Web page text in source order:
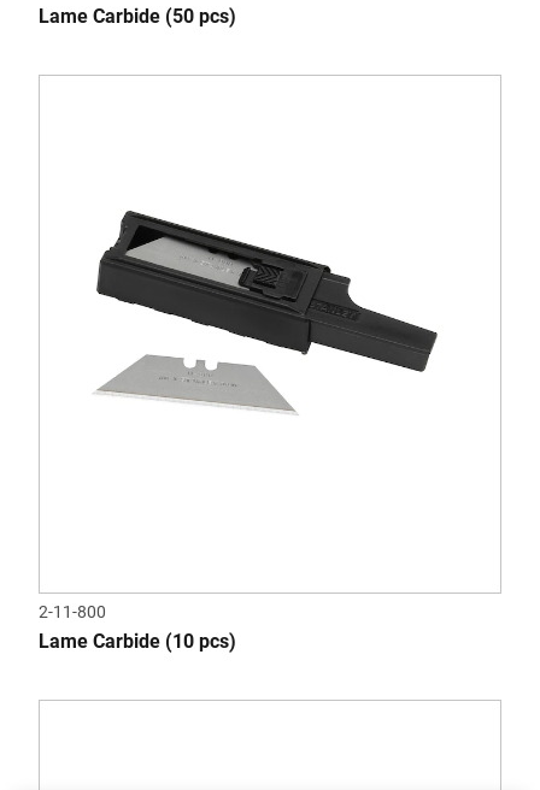
Lame Carbide (50 pcs)
2-11-800
Lame Carbide (10 pcs)